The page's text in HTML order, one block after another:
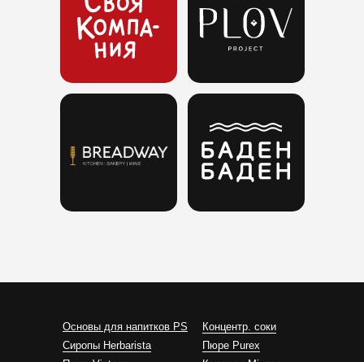
Основы для напитков PS
Сиропы Herbarista
Концентр. соки
Пюре Purex